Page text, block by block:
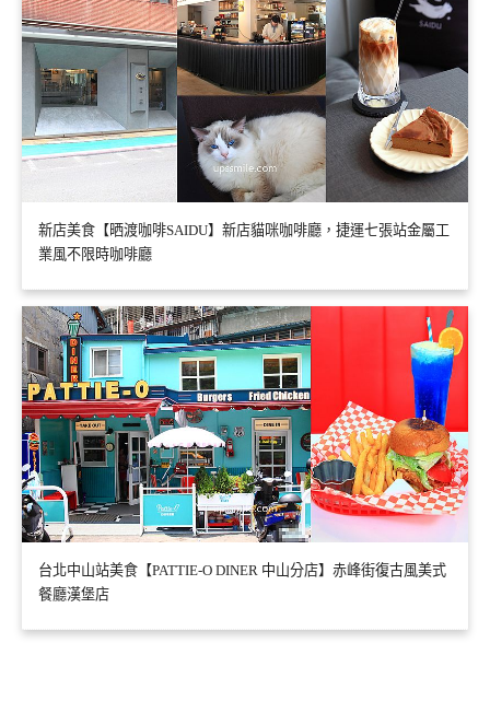
新店美食【晒渡咖啡SAIDU】新店貓咪咖啡廳，捷運七張站金屬工
業風不限時咖啡廳
台北中山站美食【PATTIE-O DINER 中山分店】赤峰街復古風美式
餐廳漢堡店